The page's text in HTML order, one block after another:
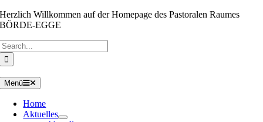
Zum
Inhalt
Herzlich Willkommen auf der Homepage des Pastoralen Raumes
BÖRDE-EGGE
Menü
Home
Aktuelles